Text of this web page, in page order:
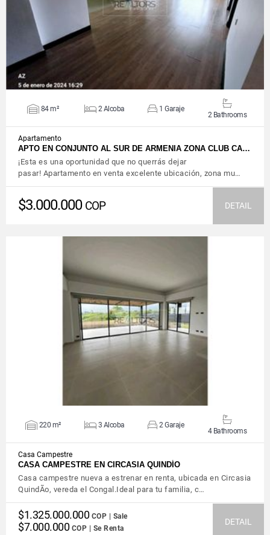
VIEW DETAILS
84 m² 2 Alcoba 1 Garaje
2 Bathrooms
Apartamento
APTO EN CONJUNTO AL SUR DE ARMENIA ZONA CLUB CA…
¡Esta es una oportunidad que no querrás dejar
pasar! Apartamento en venta excelente ubicación, zona mu…
$3.000.000 COP DETAIL
VIEW DETAILS
220 m² 3 Alcoba 2 Garaje
4 Bathrooms
Casa Campestre
CASA CAMPESTRE EN CIRCASIA QUINDÍO
Casa campestre nueva a estrenar en renta, ubicada en Circasia
QuindÃ­o, vereda el Congal.Ideal para tu familia, c…
$1.325.000.000 COP | Sale
$7.000.000 COP | Se Renta
DETAIL